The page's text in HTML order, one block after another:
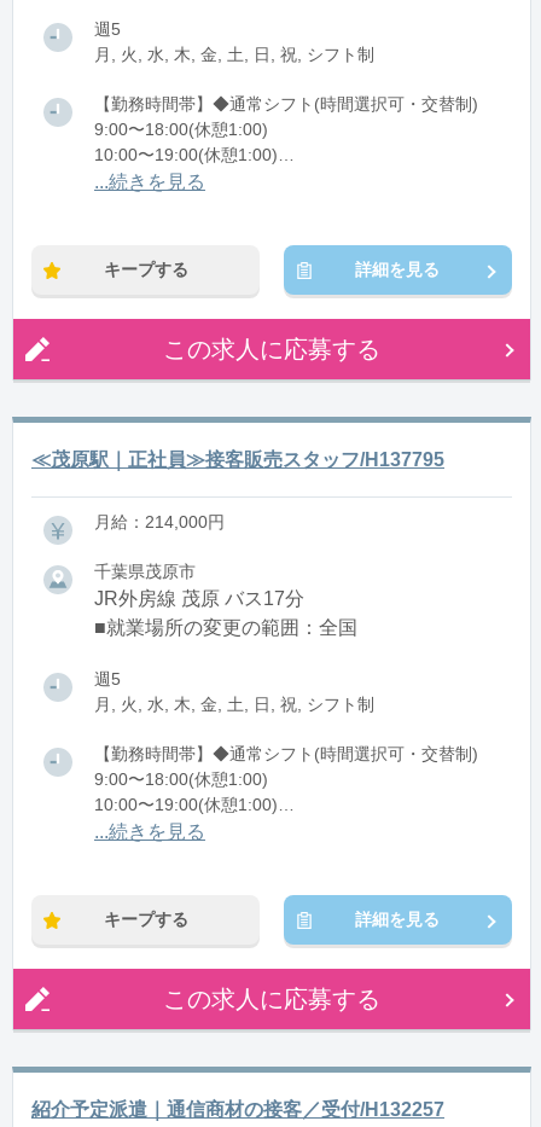
週5
月, 火, 水, 木, 金, 土, 日, 祝, シフト制
【勤務時間帯】◆通常シフト(時間選択可・交替制)
9:00〜18:00(休憩1:00)
10:00〜19:00(休憩1:00)
11:00〜20:00(休憩1:00)
※残業：1〜9時間程度/月
...続きを見る
キープする 詳細を見る
この求人に応募する
≪茂原駅｜正社員≫接客販売スタッフ/H137795
月給：214,000円
千葉県茂原市
JR外房線 茂原 バス17分
■就業場所の変更の範囲：全国
週5
月, 火, 水, 木, 金, 土, 日, 祝, シフト制
【勤務時間帯】◆通常シフト(時間選択可・交替制)
9:00〜18:00(休憩1:00)
10:00〜19:00(休憩1:00)
11:00〜20:00(休憩1:00)
※残業：1〜9時間程度/月
...続きを見る
キープする 詳細を見る
この求人に応募する
紹介予定派遣｜通信商材の接客／受付/H132257